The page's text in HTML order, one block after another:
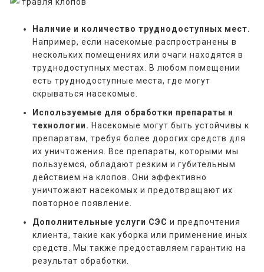
Наличие и количество труднодоступных мест.
Например, если насекомые распространены в
нескольких помещениях или очаги находятся в
труднодоступных местах. В любом помещении
есть труднодоступные места, где могут
скрываться насекомые.
Используемые для обработки препараты и
технологии. Насекомые могут быть устойчивы к
препаратам, требуя более дорогих средств для
их уничтожения. Все препараты, которыми мы
пользуемся, обладают резким и губительным
действием на клопов. Они эффективно
уничтожают насекомых и предотвращают их
повторное появление.
Дополнительные услуги СЭС и предпочтения
клиента, такие как уборка или применение иных
средств. Мы также предоставляем гарантию на
результат обработки.